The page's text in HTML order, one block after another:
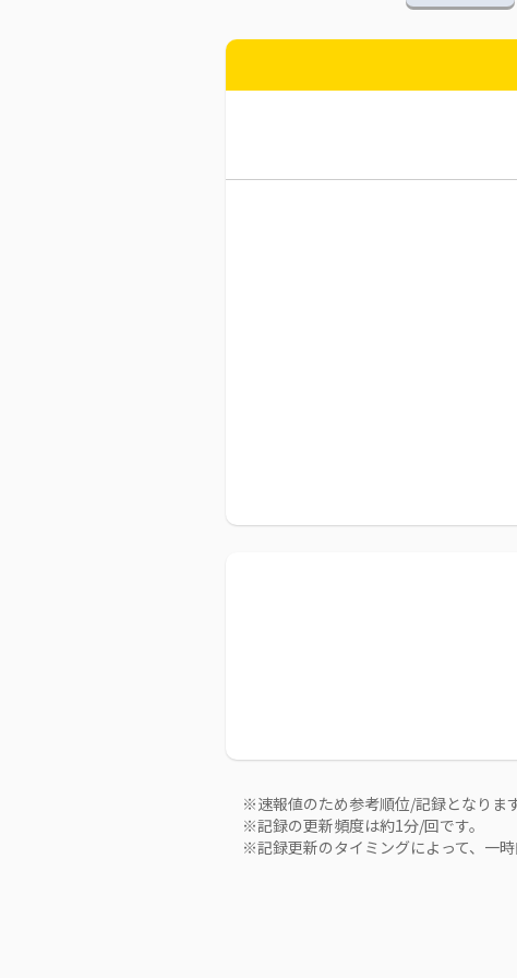
※速報値のため参考順位/記録となります
※記録の更新頻度は約1分/回です。
※記録更新のタイミングによって、一